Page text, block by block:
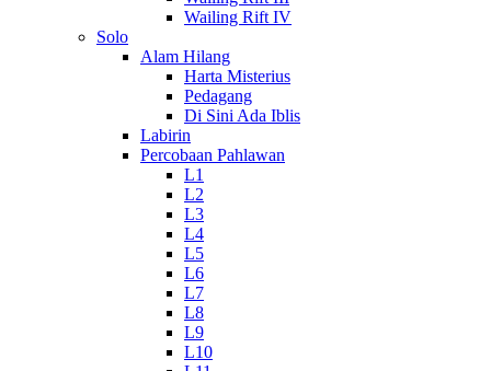
Wailing Rift IV
Solo
Alam Hilang
Harta Misterius
Pedagang
Di Sini Ada Iblis
Labirin
Percobaan Pahlawan
L1
L2
L3
L4
L5
L6
L7
L8
L9
L10